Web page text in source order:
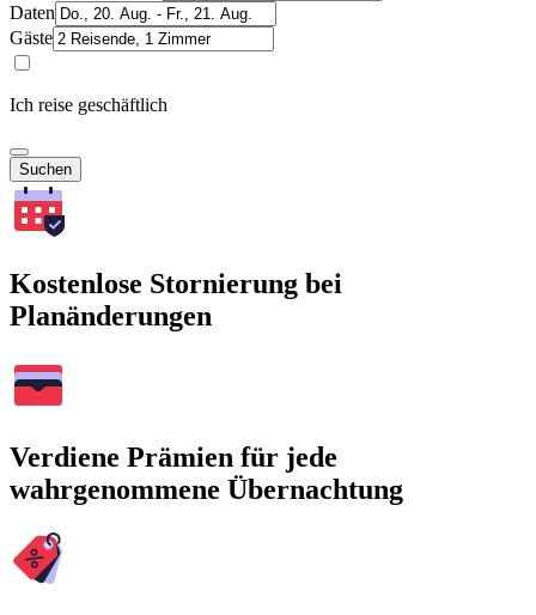
Daten
Gäste
Ich reise geschäftlich
Suchen
Kostenlose Stornierung bei
Planänderungen
Verdiene Prämien für jede
wahrgenommene Übernachtung